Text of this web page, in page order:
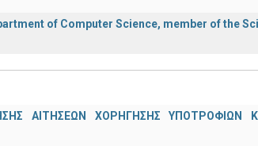
of Computer Science, member of the
ΑΙΤΗΣΕΩΝ ΧΟΡΗΓΗΣΗΣ